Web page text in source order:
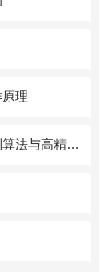
理
二次元影像测量仪结合亚像素边缘识别算法与高精度光栅尺